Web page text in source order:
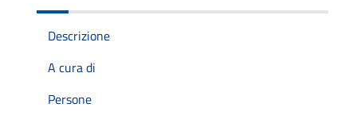
Descrizione
A cura di
Persone